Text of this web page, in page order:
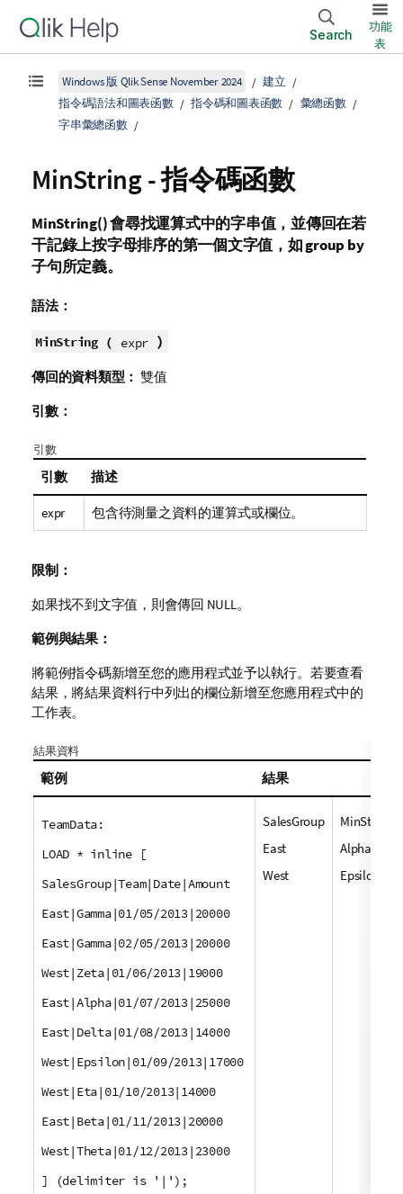
Search
功能
表
Windows 版 Qlik Sense November 2024
建立
指令碼語法和圖表函數
指令碼和圖表函數
彙總函數
字串彙總函數
MinString - 指令碼函數
MinString()會尋找運算式中的字串值，並傳回在若
干記錄上按字母排序的第一個文字值，如group by
子句所定義。
語法：
MinString ( expr )
傳回的資料類型： 雙值
引數：
引數
引數 描述
expr 包含待測量之資料的運算式或欄位。
限制：
如果找不到文字值，則會傳回 NULL 。
範例與結果：
將範例指令碼新增至您的應用程式並予以執行。若要查看
結果，將結果資料行中列出的欄位新增至您應用程式中的
工作表。
結果資料
範例 結果
TeamData:
LOAD * inline [
SalesGroup|Team|Date|Amount
East|Gamma|01/05/2013|20000
East|Gamma|02/05/2013|20000
West|Zeta|01/06/2013|19000
East|Alpha|01/07/2013|25000
East|Delta|01/08/2013|14000
West|Epsilon|01/09/2013|17000
West|Eta|01/10/2013|14000
East|Beta|01/11/2013|20000
West|Theta|01/12/2013|23000
] (delimiter is '|');
SalesGroup
East
West
MinString1
Alpha
Epsilon